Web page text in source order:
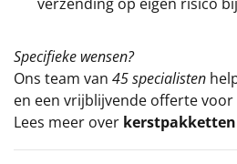
Specifieke wensen?
Ons team van 45 specialisten
en een vrijblijvende offerte
Lees meer over kerstpakketten